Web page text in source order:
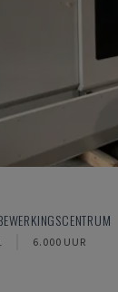
6.000 UUR